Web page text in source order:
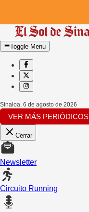
Toggle Menu
Sinaloa, 6 de agosto de 2026
VER MÁS PERIÓDICOS
Cerrar
Newsletter
Circuito Running